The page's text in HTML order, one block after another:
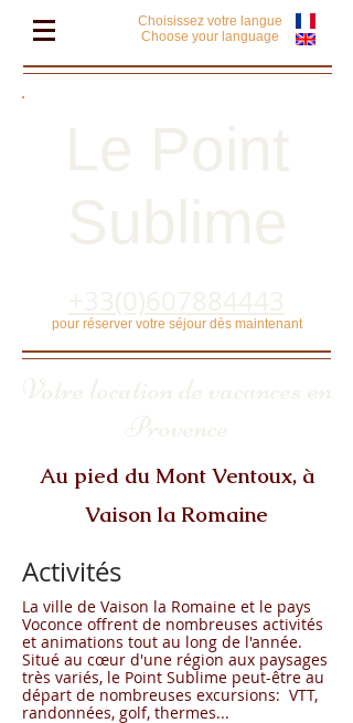
Choisissez votre langue
Choose your language
pour réserver votre séjour dès maintenant
Au pied du Mont Ventoux, à
Vaison la Romaine
Activités
La ville de Vaison la Romaine et le pays
Voconce offrent de nombreuses activités
et animations tout au long de l'année.
Situé au ​cœur​ d'une région aux paysages
très variés, le Point Sublime peut-être au
départ de nombreuses excursions: VTT,
randonnées, golf, thermes...